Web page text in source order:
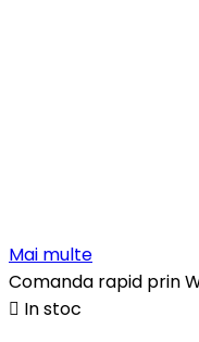
Mai multe
Comanda rapid prin
 In stoc